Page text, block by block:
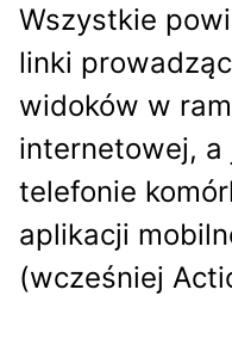
Wszystkie
linki
widoków w
internetowej, a
telefonie
aplikacji
(wcześniej